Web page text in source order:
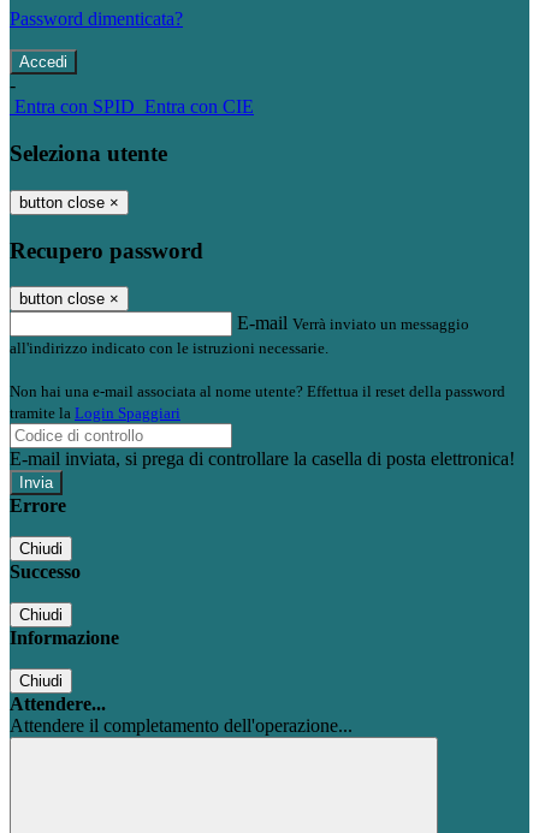
Password dimenticata?
-
Entra con SPID Entra con CIE
Seleziona utente
button close ×
Recupero password
button close ×
E-mail Verrà inviato un messaggio
all'indirizzo indicato con le istruzioni necessarie.
Non hai una e-mail associata al nome utente? Effettua il reset della password
tramite la Login Spaggiari
E-mail inviata, si prega di controllare la casella di posta elettronica!
Errore
Chiudi
Successo
Chiudi
Informazione
Chiudi
Attendere...
Attendere il completamento dell'operazione...